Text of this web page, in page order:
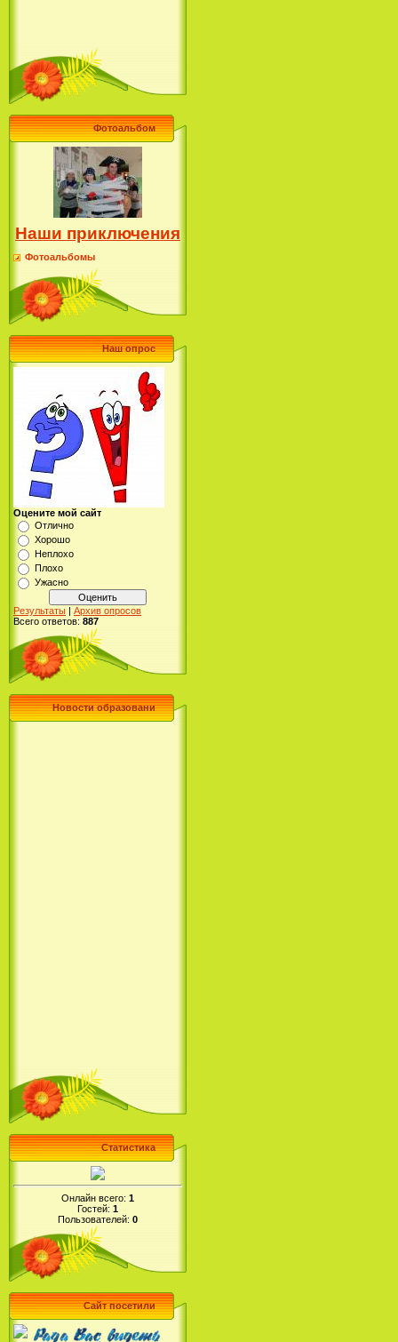
Фотоальбом
Наши приключения
Фотоальбомы
Наш опрос
Оцените мой сайт
Отлично
Хорошо
Неплохо
Плохо
Ужасно
Результаты | Архив опросов
Всего ответов: 887
Новости образовани
Статистика
Онлайн всего: 1
Гостей: 1
Пользователей: 0
Сайт посетили